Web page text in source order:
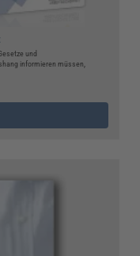
und
informieren müssen,